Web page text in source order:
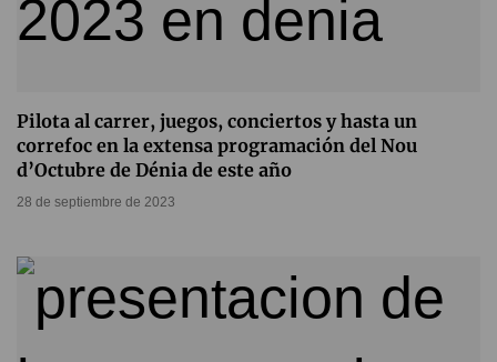
Pilota al carrer, juegos, conciertos y hasta un
correfoc en la extensa programación del Nou
d’Octubre de Dénia de este año
28 de septiembre de 2023